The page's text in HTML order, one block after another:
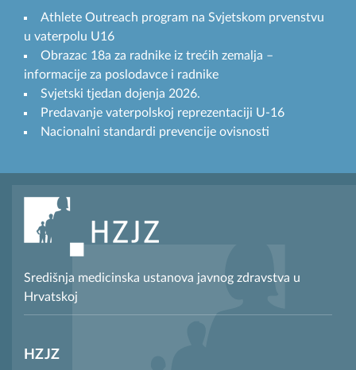
Athlete Outreach program na Svjetskom prvenstvu
u vaterpolu U16
Obrazac 18a za radnike iz trećih zemalja –
informacije za poslodavce i radnike
Svjetski tjedan dojenja 2026.
Predavanje vaterpolskoj reprezentaciji U-16
Nacionalni standardi prevencije ovisnosti
Središnja medicinska ustanova javnog zdravstva u
Hrvatskoj
HZJZ